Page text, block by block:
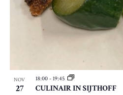
NOV
27 CULINAIR IN SIJTHOFF
18:00 - 19:45